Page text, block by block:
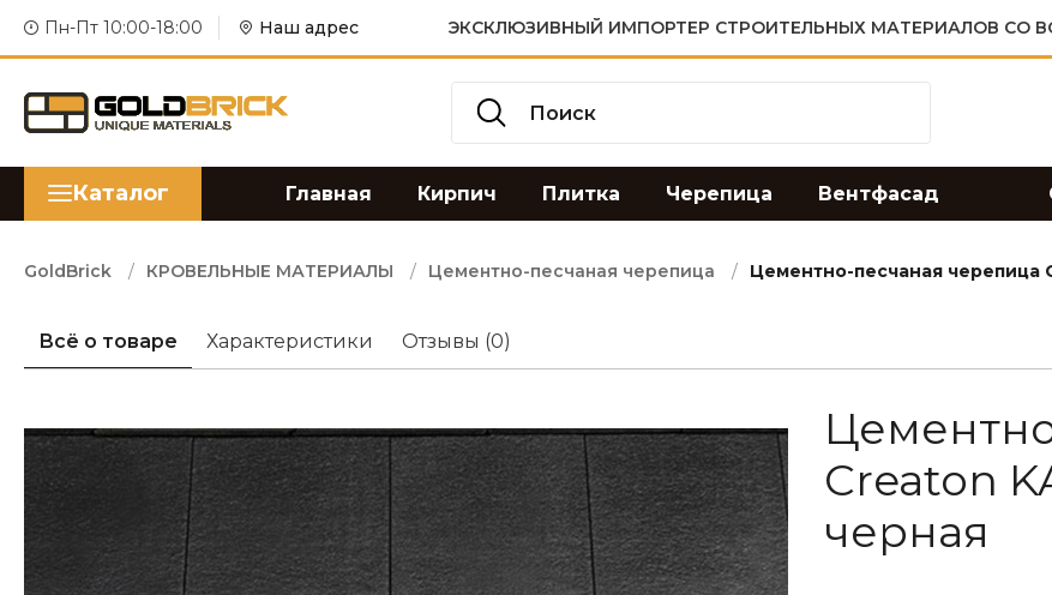
Пн-Пт 10:00-18:00 Наш адрес ЭКСКЛЮЗИВНЫЙ ИМПОРТЕР СТРОИТЕЛЬНЫХ МАТЕРИАЛОВ СО
Каталог Главная Кирпич Плитка Черепица Вентфасад
GoldBrick КРОВЕЛЬНЫЕ МАТЕРИАЛЫ Цементно-песчаная черепица Цементно-песчаная черепица
Всё о товаре Характеристики Отзывы (0)
Creaton
черная